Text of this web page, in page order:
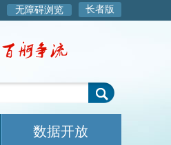
无障碍浏览 长者版
数据开放